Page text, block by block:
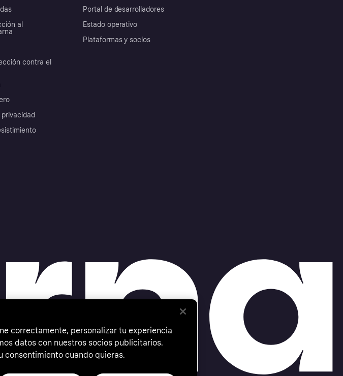
al
contra el
Portal de desarrolladores
Estado operativo
Plataformas y socios
correctamente, personalizar tu experiencia
datos con nuestros socios publicitarios.
consentimiento cuando quieras.